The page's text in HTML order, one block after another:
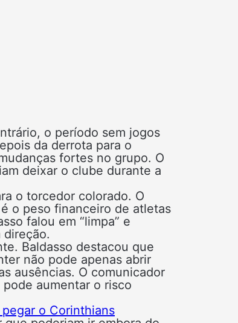
o período sem jogos
da derrota para o
fortes no grupo. O
deixar o clube durante a
o torcedor colorado. O
o peso financeiro de atletas
falou em “limpa” e
Baldasso destacou que
não pode apenas abrir
ausências. O comunicador
aumentar o risco
o Corinthians